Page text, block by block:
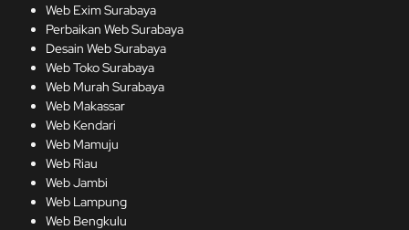
Web Exim Surabaya
Perbaikan Web Surabaya
Desain Web Surabaya
Web Toko Surabaya
Web Murah Surabaya
Web Makassar
Web Kendari
Web Mamuju
Web Riau
Web Jambi
Web Lampung
Web Bengkulu